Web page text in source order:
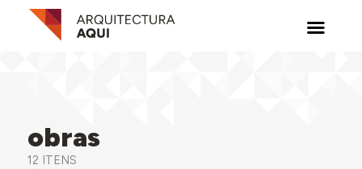
obras
12 ITENS